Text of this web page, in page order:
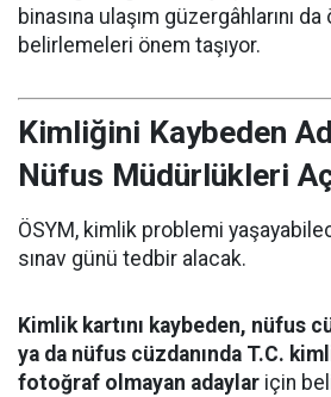
binasına ulaşım güzergâhlarını
belirlemeleri önem taşıyor.
Kimliğini Kaybeden
Nüfus Müdürlükleri
ÖSYM, kimlik problemi
sınav günü tedbir alacak.
Kimlik kartını kaybeden, nüfus
ya da nüfus cüzdanında T.C.
fotoğraf olmayan adaylar için